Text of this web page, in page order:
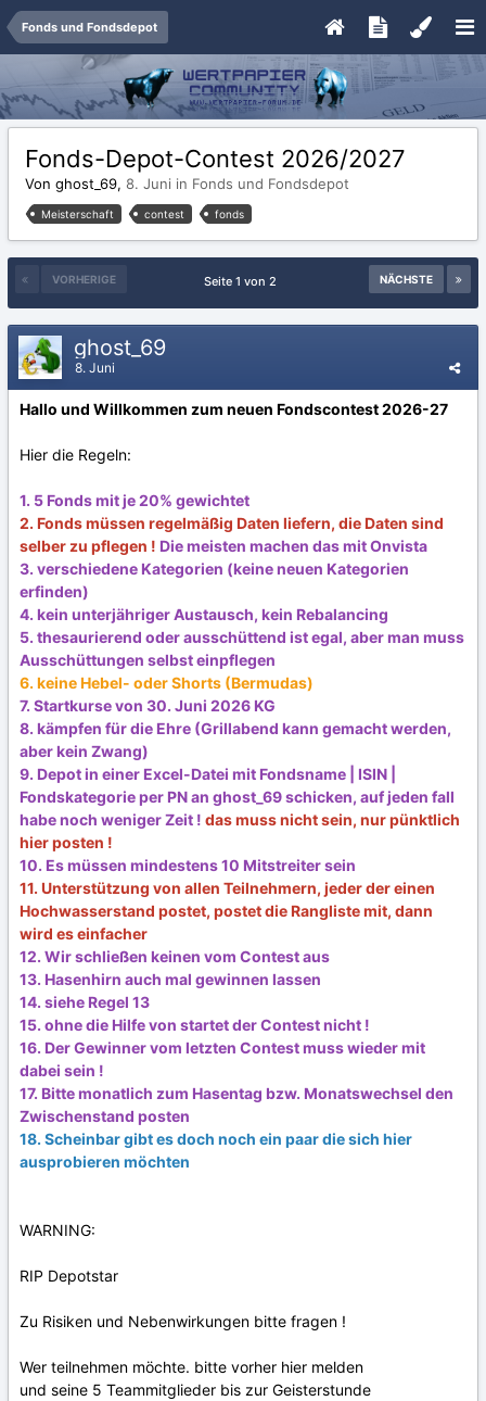
Fonds und Fondsdepot
Fonds-Depot-Contest 2026/2027
Von ghost_69, 8. Juni in Fonds und Fondsdepot
Meisterschaft contest fonds
VORHERIGE NÄCHSTE
Seite 1 von 2
ghost_69
8. Juni
Hallo und Willkommen zum neuen Fondscontest 2026-27
Hier die Regeln:
1. 5 Fonds mit je 20% gewichtet
2. Fonds müssen regelmäßig Daten liefern, die Daten sind
selber zu pflegen ! Die meisten machen das mit Onvista
3. verschiedene Kategorien (keine neuen Kategorien
erfinden)
4. kein unterjähriger Austausch, kein Rebalancing
5. thesaurierend oder ausschüttend ist egal, aber man muss
Ausschüttungen selbst einpflegen
6. keine Hebel- oder Shorts (Bermudas)
7. Startkurse von 30. Juni 2026 KG
8. kämpfen für die Ehre (Grillabend kann gemacht werden,
aber kein Zwang)
9. Depot in einer Excel-Datei mit Fondsname | ISIN |
Fondskategorie per PN an ghost_69 schicken, auf jeden fall
habe noch weniger Zeit ! das muss nicht sein, nur pünktlich
hier posten !
10. Es müssen mindestens 10 Mitstreiter sein
11. Unterstützung von allen Teilnehmern, jeder der einen
Hochwasserstand postet, postet die Rangliste mit, dann
wird es einfacher
12. Wir schließen keinen vom Contest aus
13. Hasenhirn auch mal gewinnen lassen
14. siehe Regel 13
15. ohne die Hilfe von startet der Contest nicht !
16. Der Gewinner vom letzten Contest muss wieder mit
dabei sein !
17. Bitte monatlich zum Hasentag bzw. Monatswechsel den
Zwischenstand posten
18. Scheinbar gibt es doch noch ein paar die sich hier
ausprobieren möchten
WARNING:
RIP Depotstar
Zu Risiken und Nebenwirkungen bitte fragen !
Wer teilnehmen möchte. bitte vorher hier melden
und seine 5 Teammitglieder bis zur Geisterstunde